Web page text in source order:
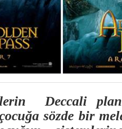
Deccali
sözde bir